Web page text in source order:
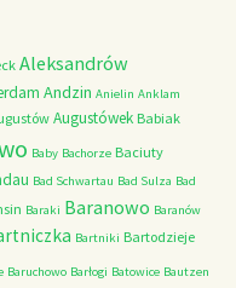
Aleksandrów
Andzin Anielin Anklam
Augustówek Babiak
Baby Bachorze Baciuty
Bad Schwartau Bad Sulza Bad
Baraki Baranowo Baranów
Bartniki Bartodzieje
Baruchowo Barłogi Batowice Bautzen